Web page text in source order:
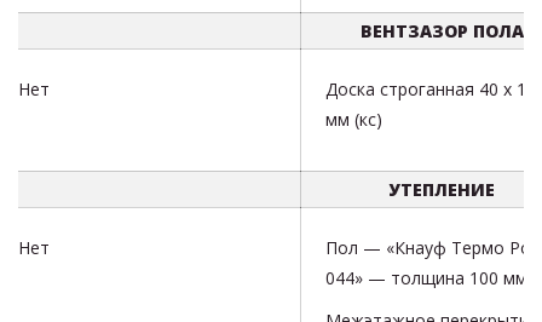
ВЕНТЗАЗОР ПОЛА
Нет
Доска строганная 40 х
мм (кс)
УТЕПЛЕНИЕ
Нет
Пол — «Кнауф Термо
044» — толщина 100 мм